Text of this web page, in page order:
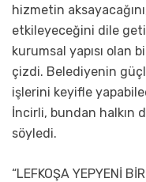
hizmetin
etkileyeceğini dile
kurumsal yapısı olan
çizdi. Belediyenin
işlerini keyifle
İncirli, bundan halkın
söyledi.
“LEFKOŞA YEPYENİ